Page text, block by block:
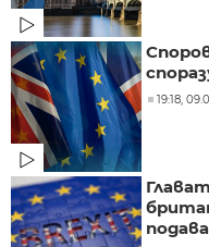
19:18,